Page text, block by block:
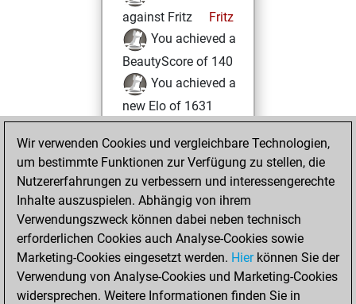
against Fritz
Fritz
You achieved a
BeautyScore of 140
You achieved a
new Elo of 1631
Mittwoch,
Dezember 25,
2024
You had a best
sprint of 48 positions
Tactics
Montag,
April 5, 2021
Wir verwenden Cookies und vergleichbare Technologien,
um bestimmte Funktionen zur Verfügung zu stellen, die
Nutzererfahrungen zu verbessern und interessengerechte
Inhalte auszuspielen. Abhängig von ihrem
Verwendungszweck können dabei neben technisch
erforderlichen Cookies auch Analyse-Cookies sowie
Marketing-Cookies eingesetzt werden. Hierkönnen Sie der
Verwendung von Analyse-Cookies und Marketing-Cookies
widersprechen. Weitere Informationen finden Sie in